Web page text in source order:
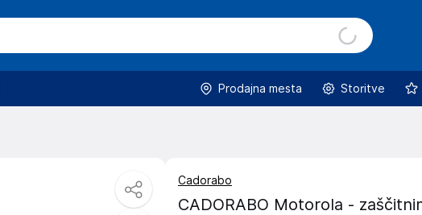
Prodajna mesta Storitve
Cadorabo
CADORABO Motorola -